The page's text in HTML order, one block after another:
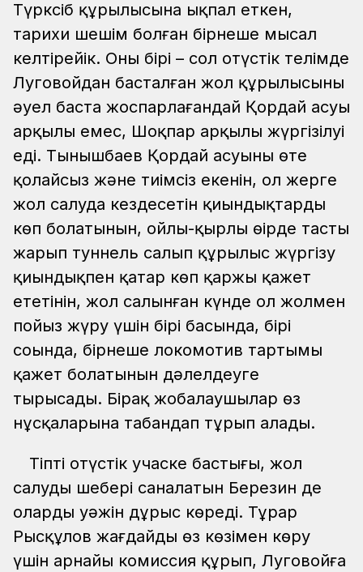
Түрксіб құрылысына ықпал еткен,
тарихи шешім болған бірнеше мысал
келтірейік. Оның бірі – сол оңтүстік телімде
Луговойдан басталған жол құрылысының
әуел баста жоспарлағандай Қордай асуы
арқылы емес, Шоқпар арқылы жүргізілуі
еді. Тынышбаев Қордай асуының өте
қолайсыз және тиімсіз екенін, ол жерге
жол салуда кездесетін қиындықтардың
көп болатынын, ойлы-қырлы өңірде тасты
жарып туннель салып құрылыс жүргізу
қиындықпен қатар көп қаржы қажет
ететінін, жол салынған күнде ол жолмен
пойыз жүру үшін бірі басында, бірі
соңында, бірнеше локомотив тартымы
қажет болатынын дәлелдеуге
тырысады. Бірақ жобалаушылар өз
нұсқаларына табандап тұрып алады.
Тіпті оңтүстік учаске бастығы, жол
салудың шебері саналатын Березин де
олардың уәжін дұрыс көреді. Тұрар
Рысқұлов жағдайды өз көзімен көру
үшін арнайы комиссия құрып, Луговойға